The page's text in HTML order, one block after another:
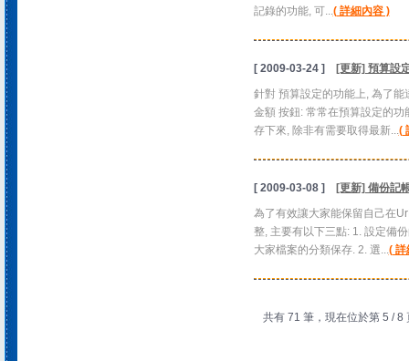
記錄的功能, 可...( 詳細內容 )
[ 2009-03-24 ]
[更新] 預算設
針對 預算設定的功能上, 為了
金額 按鈕: 常常在預算設定的
存下來, 除非有需要取得最新...(
[ 2009-03-08 ]
[更新] 備份記
為了有效讓大家能保留自己在
整, 主要有以下三點: 1. 設定備
大家檔案的分類保存. 2. 選...( 詳
共有 71 筆，現在位於第 5 / 8